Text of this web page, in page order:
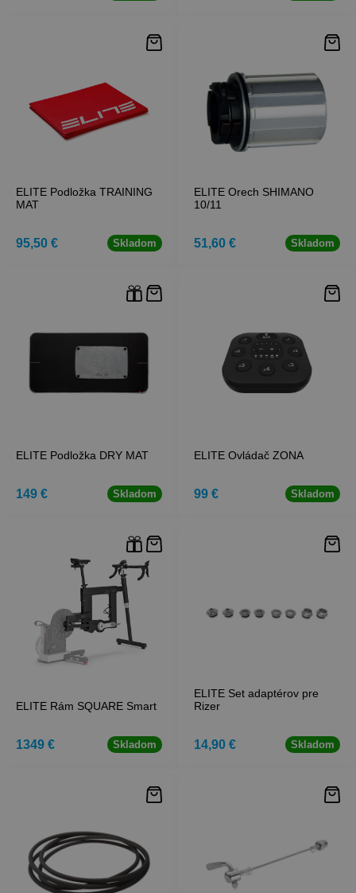
ELITE Podložka TRAINING
MAT
95,50 € Skladom
ELITE Orech SHIMANO
10/11
51,60 € Skladom
ELITE Podložka DRY MAT
149 € Skladom
ELITE Ovládač ZONA
99 € Skladom
ELITE Rám SQUARE Smart
1349 € Skladom
ELITE Set adaptérov pre
Rizer
14,90 € Skladom